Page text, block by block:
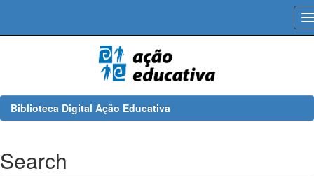
Biblioteca Digital Ação Educativa
Search